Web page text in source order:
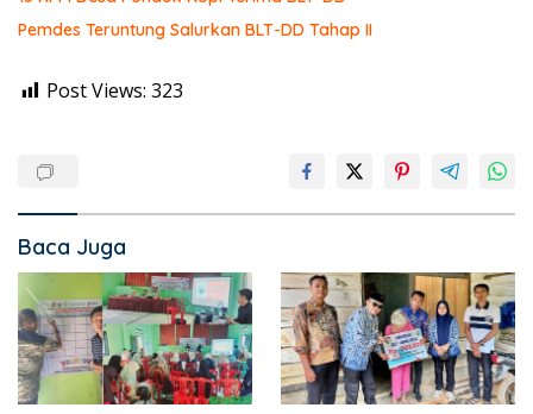
Pemdes Teruntung Salurkan BLT-DD Tahap II
Post Views: 323
Baca Juga